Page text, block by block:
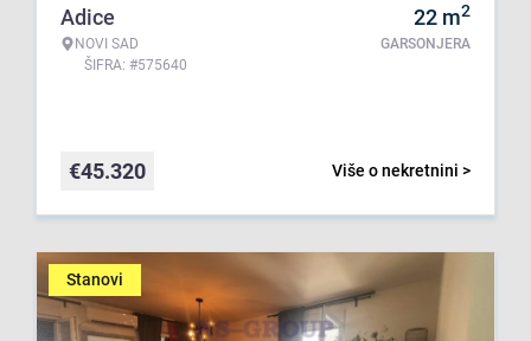
Adice
NOVI SAD
ŠIFRA: #575640
22 m2
GARSONJERA
Više o nekretnini >
€45.320
Stanovi